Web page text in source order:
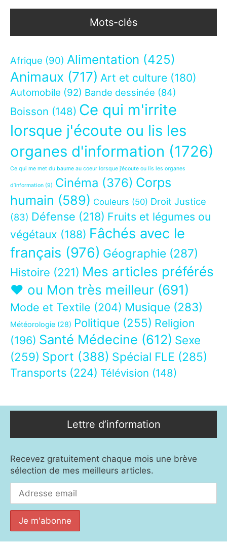
Mots-clés
Afrique (90) Alimentation (425)
Animaux (717) Art et culture (180)
Automobile (92) Bande dessinée (84)
Boisson (148) Ce qui m'irrite
lorsque j'écoute ou lis les
organes d'information (1726)
Ce qui me met du baume au coeur lorsque j’écoute ou lis les organes
d’information (9) Cinéma (376) Corps
humain (589) Couleurs (50) Droit Justice
(83) Défense (218) Fruits et légumes ou
végétaux (188) Fâchés avec le
français (976) Géographie (287)
Histoire (221) Mes articles préférés
❤ ou Mon très meilleur (691)
Mode et Textile (204) Musique (283)
Météorologie (28) Politique (255) Religion
(196) Santé Médecine (612) Sexe
(259) Sport (388) Spécial FLE (285)
Transports (224) Télévision (148)
Lettre d’information
Recevez gratuitement chaque mois une brève
sélection de mes meilleurs articles.